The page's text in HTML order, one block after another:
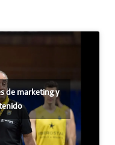
de marketing y